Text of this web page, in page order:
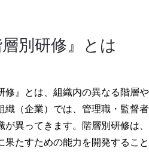
層別研修』とは
修』とは、組織内の異なる階層
織（企業）では、管理職・監督
が異ってきます。階層別研修は
果たすための能力を開発するこ